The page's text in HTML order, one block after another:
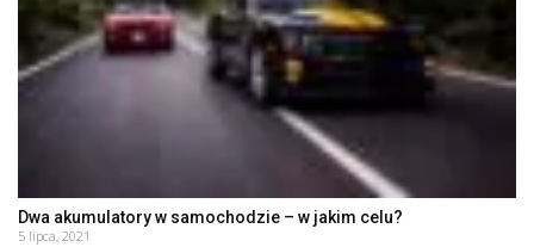
Dwa akumulatory w samochodzie – w jakim celu?
5 lipca, 2021